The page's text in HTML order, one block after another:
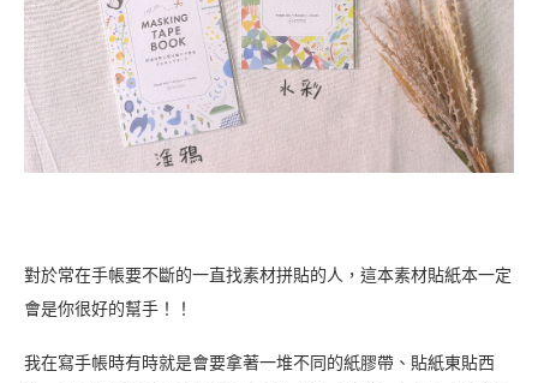
對於常在手帳要不斷的一直找素材拼貼的人，這本素材貼紙本一定
會是你很好的幫手！！
我在寫手帳時有時就是會要拿著一堆不同的紙膠帶、貼紙東貼西